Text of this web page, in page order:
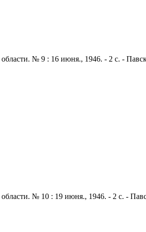
№ 9 : 16 июня., 1946. - 2 с. -
№ 10 : 19 июня., 1946. - 2 с. -